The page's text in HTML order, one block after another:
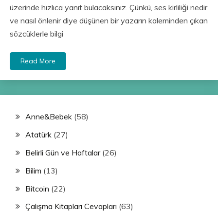
üzerinde hızlıca yanıt bulacaksınız. Çünkü, ses kirliliği nedir
ve nasıl önlenir diye düşünen bir yazarın kaleminden çıkan
sözcüklerle bilgi
Read More
Anne&Bebek (58)
Atatürk (27)
Belirli Gün ve Haftalar(26)
Bilim (13)
Bitcoin (22)
Çalışma Kitapları Cevapları (63)